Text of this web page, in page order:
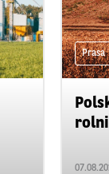
Prasa